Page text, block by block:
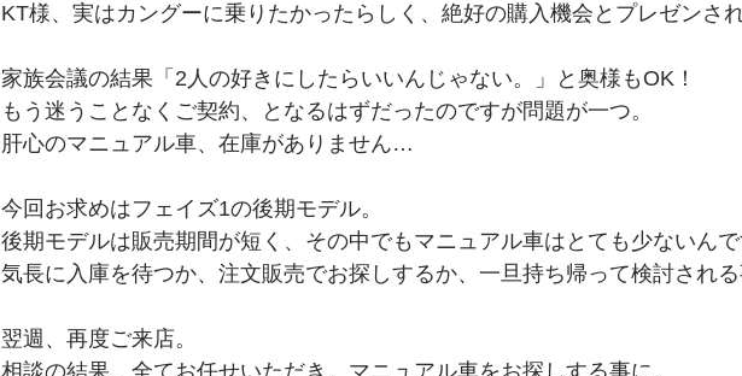
KT様、実はカングーに乗りたかったらしく、絶好の購入機会とプレゼンさ
家族会議の結果「2人の好きにしたらいいんじゃない。」と奥様もOK！
もう迷うことなくご契約、となるはずだったのですが問題が一つ。
肝心のマニュアル車、在庫がありません…
今回お求めはフェイズ1の後期モデル。
後期モデルは販売期間が短く、その中でもマニュアル車はとても少ないん
気長に入庫を待つか、注文販売でお探しするか、一旦持ち帰って検討され
翌週、再度ご来店。
相談の結果、全てお任せいただき、マニュアル車をお探しする事に。